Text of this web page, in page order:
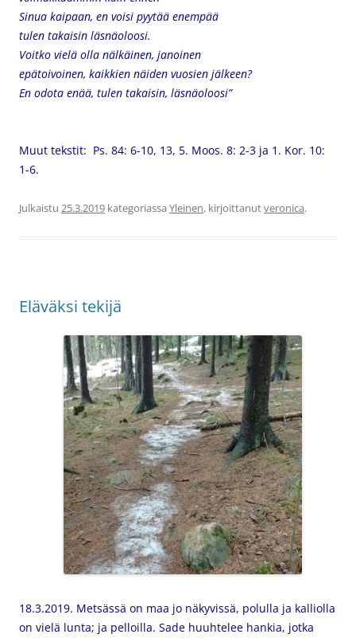
Sinua kaipaan, en voisi pyytää enempää
tulen takaisin läsnäoloosi.
Voitko vielä olla nälkäinen, janoinen
epätoivoinen, kaikkien näiden vuosien jälkeen?
En odota enää, tulen takaisin, läsnäoloosi”
Muut tekstit: Ps. 84: 6-10, 13, 5. Moos. 8: 2-3 ja 1. Kor. 10:
1-6.
Julkaistu 25.3.2019 kategoriassa Yleinen, kirjoittanutveronica.
Eläväksi tekijä
18.3.2019. Metsässä on maa jo näkyvissä, polulla ja kalliolla
on vielä lunta; ja pelloilla. Sade huuhtelee hankia, jotka